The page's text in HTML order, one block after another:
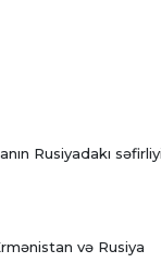
Rusiyadakı
və Rusiya